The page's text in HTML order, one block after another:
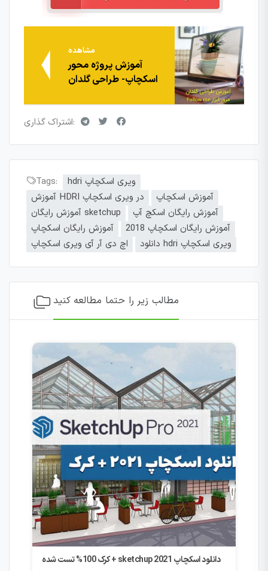
مشاهده
آموزش پروژه محور
اسکچاپ- طراحی گلدان
اشتراک گذاری:
Tags:
hdri ویری اسکچاپ
آموزش HDRI در ویری اسکچاپ
آموزش اسکچاپ
آموزش رایگان sketchup
آموزش رایگان اسکچ آپ
آموزش رایگان اسکچاپ
آموزش رایگان اسکچاپ 2018
اچ دی آر آی ویری اسکچاپ
دانلود hdri ویری اسکچاپ
مطالب زیر را حتما مطالعه کنید
دانلود اسکچاپ sketchup 2021 + کرک 100% تست شده